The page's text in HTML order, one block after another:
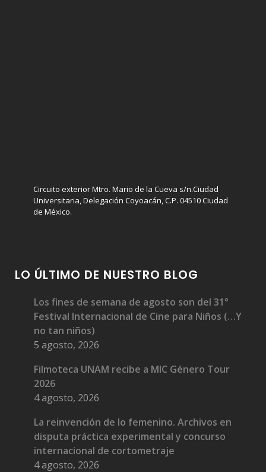
Circuito exterior Mtro. Mario de la Cueva s/n.Ciudad
Universitaria, Delegación Coyoacán, C.P. 04510 Ciudad
de México.
LO ÚLTIMO DE NUESTRO BLOG
Los fines de semana de agosto son del 31°
Festival Internacional de Cine para Niños (…Y
no tan niños)
5 agosto, 2026
Filmoteca UNAM recibe a MIC Género Tour
2026
4 agosto, 2026
La reinvención de lo femenino. Archivos en
disputa práctica experimental y concurso
internacional de cortometraje
4 agosto, 2026